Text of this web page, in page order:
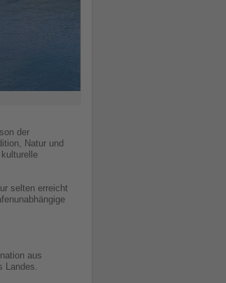
der
Natur und
selten erreicht
aus
Landes.